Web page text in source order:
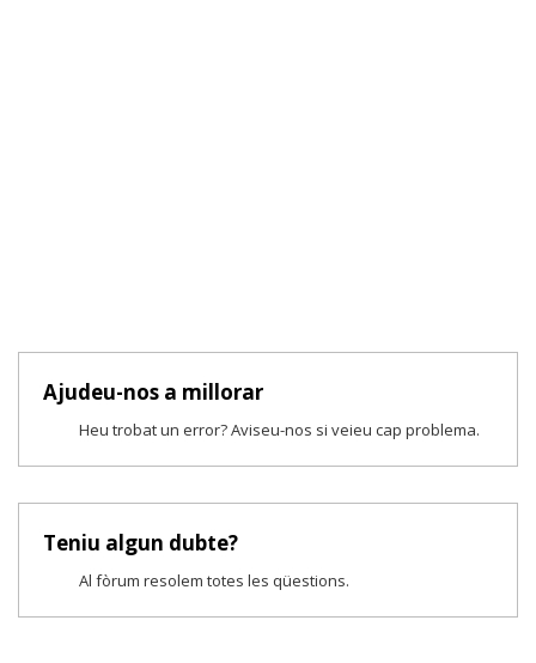
Ajudeu-nos a millorar
Heu trobat un error? Aviseu-nos si veieu cap problema.
Teniu algun dubte?
Al fòrum resolem totes les qüestions.